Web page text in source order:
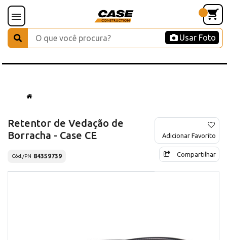
Usar Foto
Retentor de Vedação de
Borracha - Case CE
Cód./PN 84359739
Adicionar Favorito
Compartilhar